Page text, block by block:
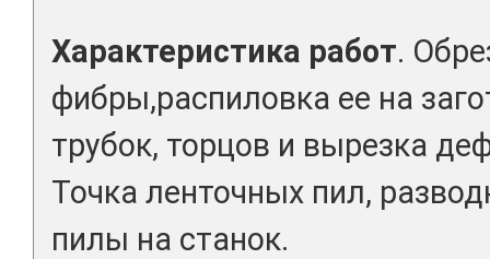
Характеристика работ.
фибры,распиловка ее на
трубок, торцов и вырезка
Точка ленточных пил,
пилы на станок.